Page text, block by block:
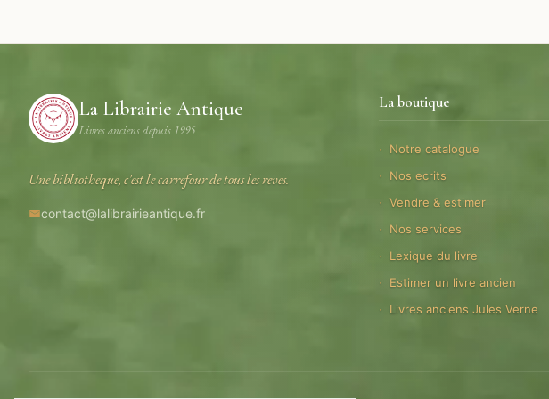
La Librairie Antique
Livres anciens depuis 1995
Une bibliotheque, c'est le carrefour de tous les reves.
contact@lalibrairieantique.fr
La boutique
Notre catalogue
Nos ecrits
Vendre & estimer
Nos services
Lexique du livre
Estimer un livre ancien
Livres anciens Jules Verne